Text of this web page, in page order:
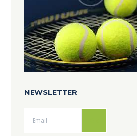
NEWSLETTER